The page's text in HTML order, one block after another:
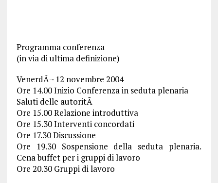
Programma conferenza
(in via di ultima definizione)
VenerdÃ¬ 12 novembre 2004
Ore 14.00 Inizio Conferenza in seduta plenaria
Saluti delle autoritÃ
Ore 15.00 Relazione introduttiva
Ore 15.30 Interventi concordati
Ore 17.30 Discussione
Ore 19.30 Sospensione della seduta plenaria.
Cena buffet per i gruppi di lavoro
Ore 20.30 Gruppi di lavoro